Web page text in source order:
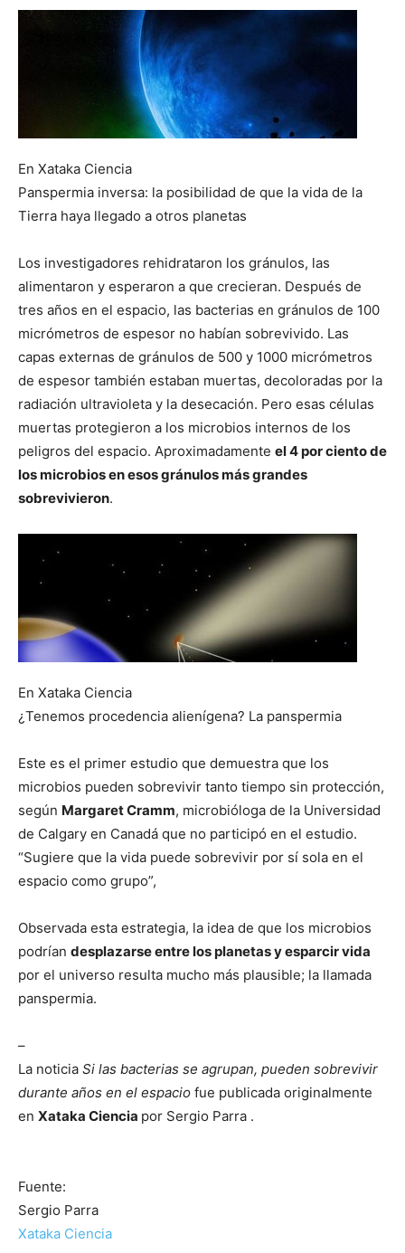
En Xataka Ciencia
Panspermia inversa: la posibilidad de que la vida de la
Tierra haya llegado a otros planetas
Los investigadores rehidrataron los gránulos, las
alimentaron y esperaron a que crecieran. Después de
tres años en el espacio, las bacterias en gránulos de 100
micrómetros de espesor no habían sobrevivido. Las
capas externas de gránulos de 500 y 1000 micrómetros
de espesor también estaban muertas, decoloradas por la
radiación ultravioleta y la desecación. Pero esas células
muertas protegieron a los microbios internos de los
peligros del espacio. Aproximadamente el 4 por ciento de
los microbios en esos gránulos más grandes
sobrevivieron.
En Xataka Ciencia
¿Tenemos procedencia alienígena? La panspermia
Este es el primer estudio que demuestra que los
microbios pueden sobrevivir tanto tiempo sin protección,
según Margaret Cramm, microbióloga de la Universidad
de Calgary en Canadá que no participó en el estudio.
“Sugiere que la vida puede sobrevivir por sí sola en el
espacio como grupo”,
Observada esta estrategia, la idea de que los microbios
podrían desplazarse entre los planetas y esparcir vida
por el universo resulta mucho más plausible; la llamada
panspermia.
–
La noticia Si las bacterias se agrupan, pueden sobrevivir
durante años en el espacio fue publicada originalmente
en Xataka Ciencia por Sergio Parra .
Fuente:
Sergio Parra
Xataka Ciencia